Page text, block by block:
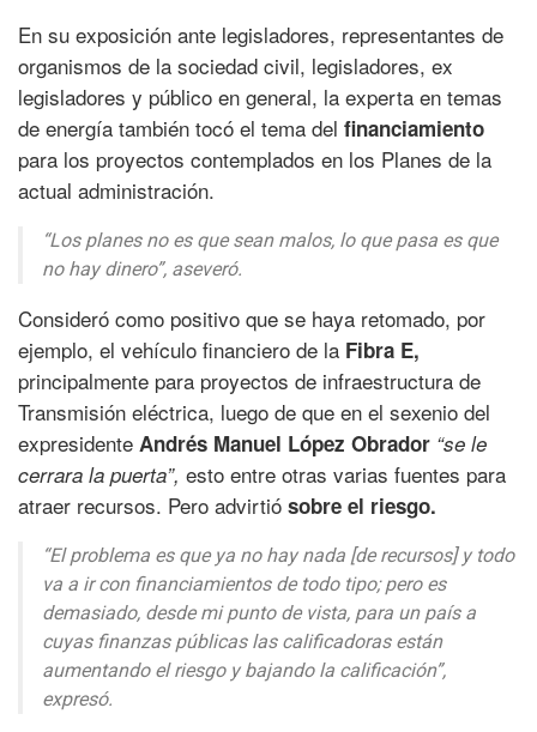
En su exposición ante legisladores, representantes de
organismos de la sociedad civil, legisladores, ex
legisladores y público en general, la experta en temas
de energía también tocó el tema del financiamiento
para los proyectos contemplados en los Planes de la
actual administración.
“Los planes no es que sean malos, lo que pasa es que
no hay dinero”, aseveró.
Consideró como positivo que se haya retomado, por
ejemplo, el vehículo financiero de la Fibra E,
principalmente para proyectos de infraestructura de
Transmisión eléctrica, luego de que en el sexenio del
expresidente Andrés Manuel López Obrador “se le
cerrara la puerta”, esto entre otras varias fuentes para
atraer recursos. Pero advirtió sobre el riesgo.
“El problema es que ya no hay nada [de recursos] y todo
va a ir con financiamientos de todo tipo; pero es
demasiado, desde mi punto de vista, para un país a
cuyas finanzas públicas las calificadoras están
aumentando el riesgo y bajando la calificación”,
expresó.